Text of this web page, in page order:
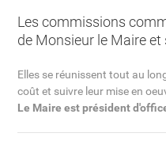
Les commissions
de Monsieur le Maire
Elles se réunissent tout au
coût et suivre leur mise en
Le Maire est président